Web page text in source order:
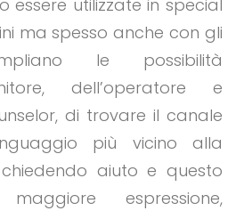
essere utilizzate in special
ma spesso anche con gli
le possibilità
dell’operatore e
di trovare il canale
più vicino alla
aiuto e questo
espressione,